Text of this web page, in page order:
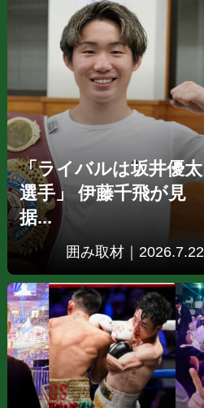
「ライバルは坂井優太
選手」 伊藤千飛が見
据...
囲み取材｜2026.7.22